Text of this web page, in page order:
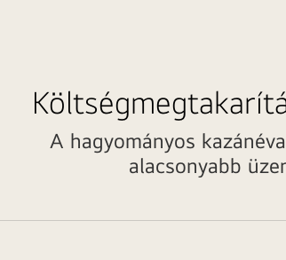
A hagyományos
alacsonyabb